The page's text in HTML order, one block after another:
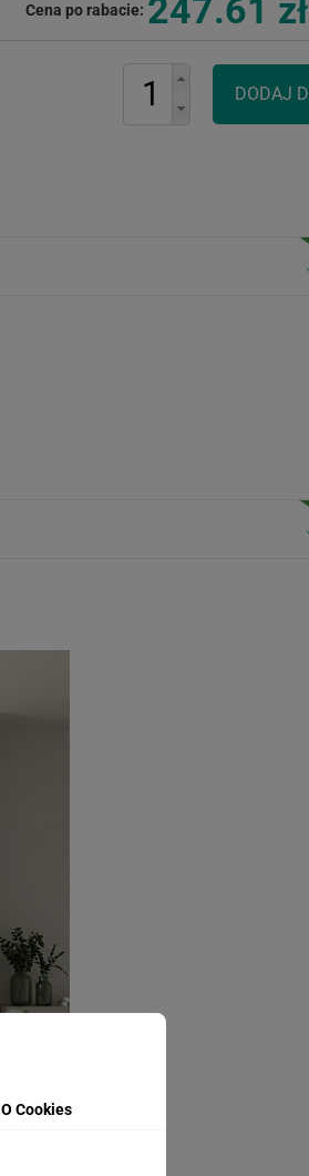
Cena po rabacie: 247.61 zł
O Cookies